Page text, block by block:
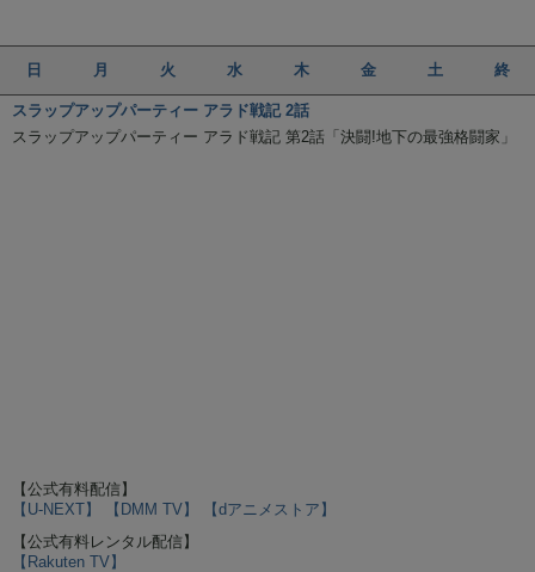
日 月 火 水 木 金 土 終
スラップアップパーティー アラド戦記 2話
スラップアップパーティー アラド戦記 第2話「決闘!地下の最強格闘家」
【公式有料配信】
【U-NEXT】
【DMM TV】
【dアニメストア】
【公式有料レンタル配信】
【Rakuten TV】